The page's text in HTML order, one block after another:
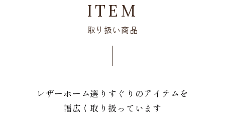
ITEM
取り扱い商品
レザーホーム選りすぐりのアイテムを
幅広く取り扱っています